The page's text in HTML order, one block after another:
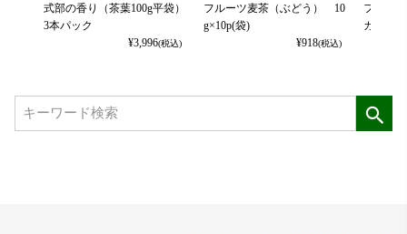
式部の香り（茶葉100g平袋）
3本パック
¥3,996(税込)
フルーツ麦茶（ぶどう） 10
g×10p(袋)
¥918(税込)
フルー
カット